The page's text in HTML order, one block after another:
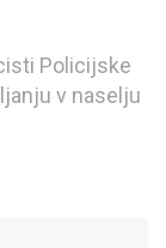
Policijske
v naselju